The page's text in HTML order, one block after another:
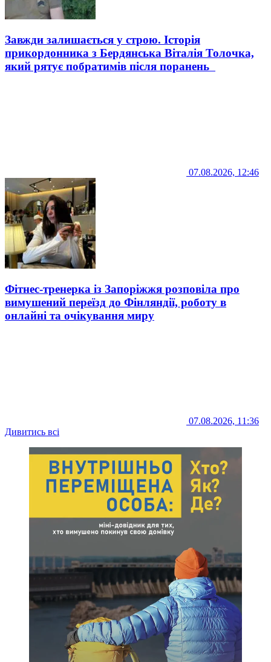
Завжди залишається у строю. Історія
прикордонника з Бердянська Віталія Толочка,
який рятує побратимів після поранень
07.08.2026, 12:46
Фітнес-тренерка із Запоріжжя розповіла про
вимушений переїзд до Фінляндії, роботу в
онлайні та очікування миру
07.08.2026, 11:36
Дивитись всі